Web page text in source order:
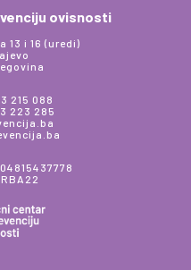
ovisnosti
13 i 16 (uredi)
215 088
223 285